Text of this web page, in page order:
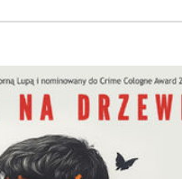
w człowieku najmroczniejsze.
policyjna orka i zbrodnia, która
kilku akapitach wiedziałem, że
apetyty! Czytajcie! ROBERT
historii, użycza głosu do wielu
Można go także zobaczyć na
komediową stronę.